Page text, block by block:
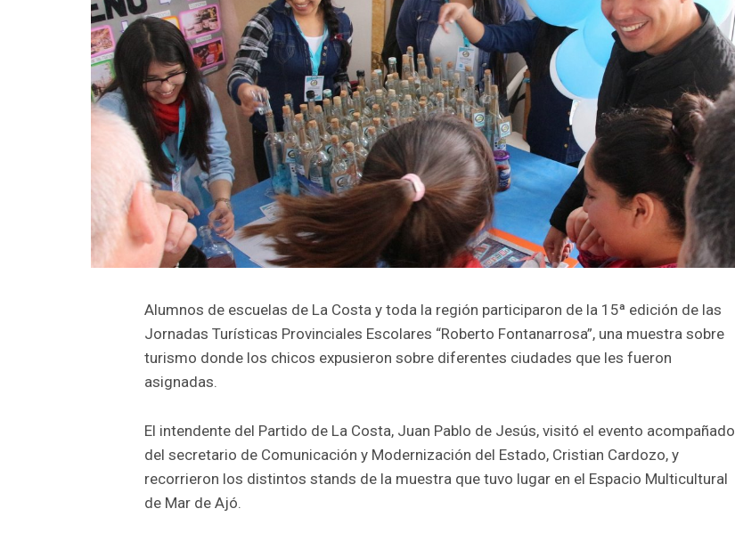
Alumnos de escuelas de La Costa y toda la región participaron de la 15ª edición de las
Jornadas Turísticas Provinciales Escolares “Roberto Fontanarrosa”, una muestra sobre
turismo donde los chicos expusieron sobre diferentes ciudades que les fueron
asignadas.
El intendente del Partido de La Costa, Juan Pablo de Jesús, visitó el evento acompañado
del secretario de Comunicación y Modernización del Estado, Cristian Cardozo, y
recorrieron los distintos stands de la muestra que tuvo lugar en el Espacio Multicultural
de Mar de Ajó.